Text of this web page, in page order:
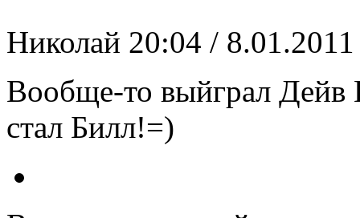
Николай 20:04 /
Вообще-то выйграл Дейв
стал Билл!=)